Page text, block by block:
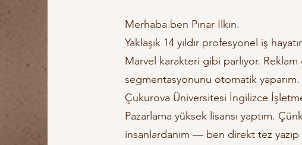
Merhaba ben Pınar Ilkın.
Yaklaşık 14 yıldır profesyonel iş
Marvel karakteri gibi parlıyor.
segmentasyonunu otomatik
Çukurova Üniversitesi İngilizce
Pazarlama yüksek lisansı yaptım.
insanlardanım — ben direkt tez